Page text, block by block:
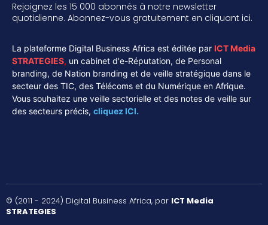
Rejoignez les 15 000 abonnés à notre newsletter
quotidienne. Abonnez-vous gratuitement en cliquant ici.
La plateforme Digital Business Africa est éditée par ICT Media
STRATEGIES, un cabinet d'e-Réputation, de Personal
branding, de Nation branding et de veille stratégique dans le
secteur des TIC, des Télécoms et du Numérique en Afrique.
Vous souhaitez une veille sectorielle et des notes de veille sur
des secteurs précis, cliquez ICI.
© (2011 - 2024) Digital Business Africa, par ICT Media
STRATEGIES